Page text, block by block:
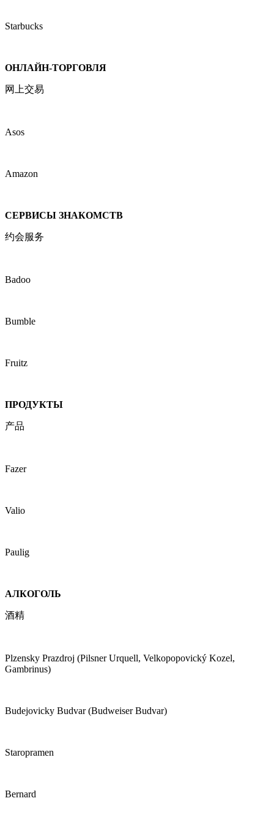
Starbucks
ОНЛАЙН-ТОРГОВЛЯ
网上交易
Asos
Amazon
СЕРВИСЫ ЗНАКОМСТВ
约会服务
Badoo
Bumble
Fruitz
ПРОДУКТЫ
产品
Fazer
Valio
Paulig
АЛКОГОЛЬ
酒精
Plzensky Prazdroj (Pilsner Urquell, Velkopopovický Kozel,
Gambrinus)
Budejovicky Budvar (Budweiser Budvar)
Staropramen
Bernard